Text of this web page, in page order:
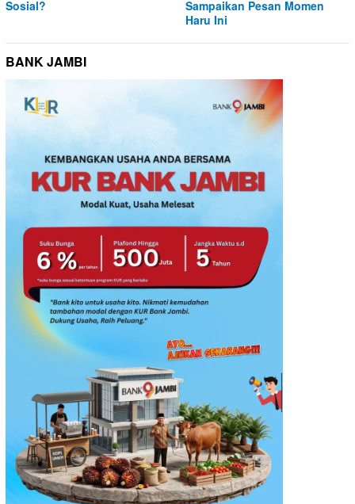
Sosial?
Sampaikan Pesan Momen
Haru Ini
BANK JAMBI